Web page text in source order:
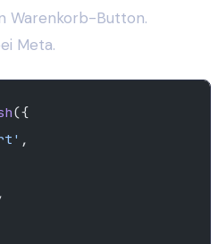
Warenkorb-Button.
Meta.
({
,
,